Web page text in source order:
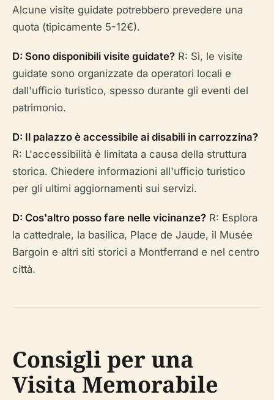
Alcune visite guidate potrebbero prevedere una
quota (tipicamente 5-12€).
D: Sono disponibili visite guidate? R: Sì, le visite
guidate sono organizzate da operatori locali e
dall'ufficio turistico, spesso durante gli eventi del
patrimonio.
D: Il palazzo è accessibile ai disabili in carrozzina?
R: L'accessibilità è limitata a causa della struttura
storica. Chiedere informazioni all'ufficio turistico
per gli ultimi aggiornamenti sui servizi.
D: Cos'altro posso fare nelle vicinanze? R: Esplora
la cattedrale, la basilica, Place de Jaude, il Musée
Bargoin e altri siti storici a Montferrand e nel centro
città.
Consigli per una
Visita Memorabile